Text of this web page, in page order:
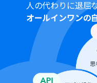
を取得する方法は「
容を取得する方法
人の代わりに退屈
オールインワンの